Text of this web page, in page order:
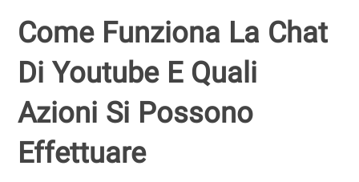
Come Funziona La Chat
Di Youtube E Quali
Azioni Si Possono
Effettuare